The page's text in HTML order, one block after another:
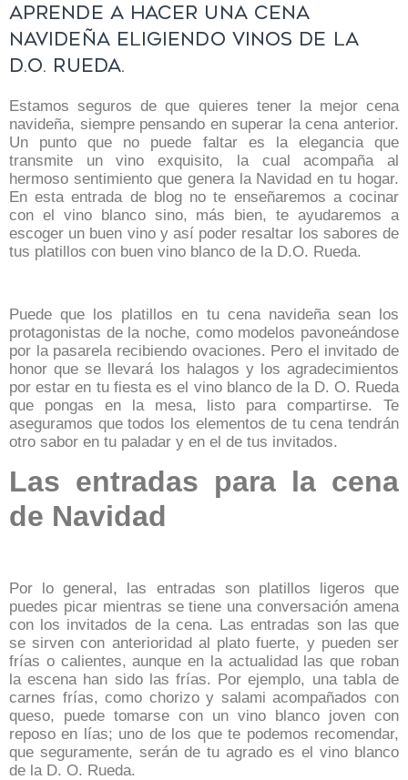
Aprende a hacer una cena
navideña eligiendo vinos de la
D.O. Rueda.
Estamos seguros de que quieres tener la mejor cena
navideña, siempre pensando en superar la cena anterior.
Un punto que no puede faltar es la elegancia que
transmite un vino exquisito, la cual acompaña al
hermoso sentimiento que genera la Navidad en tu hogar.
En esta entrada de blog no te enseñaremos a cocinar
con el vino blanco sino, más bien,te ayudaremos a
escoger un buen vino y así poder resaltar los sabores de
tus platillos con buen vino blanco de la D.O. Rueda.
Puede que los platillos en tu cena navideña sean los
protagonistas de la noche, como modelos pavoneándose
por la pasarela recibiendo ovaciones. Pero el invitado de
honor que se llevará los halagos y los agradecimientos
por estar en tu fiesta es el vino blanco de la D. O. Rueda
que pongas en la mesa, listo para compartirse. Te
aseguramos que todos los elementos de tu cena tendrán
otro sabor en tu paladar y en el de tus invitados.
Las entradas para la cena
de Navidad
Por lo general, las entradas son platillos ligeros que
puedes picar mientras se tiene una conversación amena
con los invitados de la cena. Las entradas son las que
se sirven con anterioridad al plato fuerte, y pueden ser
frías o calientes, aunque en la actualidad las que roban
la escena han sido las frías. Por ejemplo, una tabla de
carnes frías, como chorizo y salami acompañados con
queso, puede tomarse con un vino blanco joven con
reposo en lías; uno de los que te podemos recomendar,
que seguramente, serán de tu agrado es el vino blanco
de la D. O. Rueda.